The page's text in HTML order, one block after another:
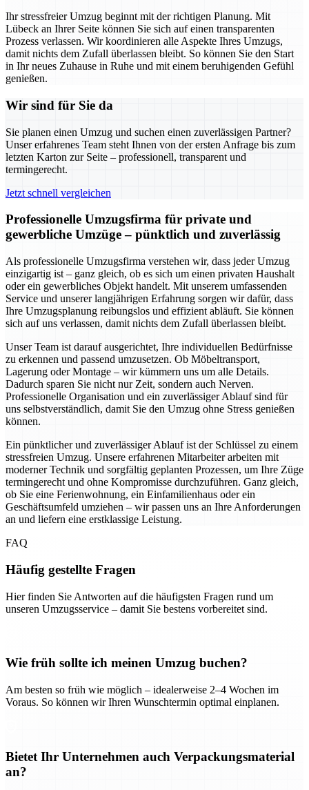
Ihr stressfreier Umzug beginnt mit der richtigen Planung. Mit
Lübeck an Ihrer Seite können Sie sich auf einen transparenten
Prozess verlassen. Wir koordinieren alle Aspekte Ihres Umzugs,
damit nichts dem Zufall überlassen bleibt. So können Sie den Start
in Ihr neues Zuhause in Ruhe und mit einem beruhigenden Gefühl
genießen.
Wir sind für Sie da
Sie planen einen Umzug und suchen einen zuverlässigen Partner?
Unser erfahrenes Team steht Ihnen von der ersten Anfrage bis zum
letzten Karton zur Seite – professionell, transparent und
termingerecht.
Jetzt schnell vergleichen
Professionelle Umzugsfirma für private und
gewerbliche Umzüge – pünktlich und zuverlässig
Als professionelle Umzugsfirma verstehen wir, dass jeder Umzug
einzigartig ist – ganz gleich, ob es sich um einen privaten Haushalt
oder ein gewerbliches Objekt handelt. Mit unserem umfassenden
Service und unserer langjährigen Erfahrung sorgen wir dafür, dass
Ihre Umzugsplanung reibungslos und effizient abläuft. Sie können
sich auf uns verlassen, damit nichts dem Zufall überlassen bleibt.
Unser Team ist darauf ausgerichtet, Ihre individuellen Bedürfnisse
zu erkennen und passend umzusetzen. Ob Möbeltransport,
Lagerung oder Montage – wir kümmern uns um alle Details.
Dadurch sparen Sie nicht nur Zeit, sondern auch Nerven.
Professionelle Organisation und ein zuverlässiger Ablauf sind für
uns selbstverständlich, damit Sie den Umzug ohne Stress genießen
können.
Ein pünktlicher und zuverlässiger Ablauf ist der Schlüssel zu einem
stressfreien Umzug. Unsere erfahrenen Mitarbeiter arbeiten mit
moderner Technik und sorgfältig geplanten Prozessen, um Ihre Züge
termingerecht und ohne Kompromisse durchzuführen. Ganz gleich,
ob Sie eine Ferienwohnung, ein Einfamilienhaus oder ein
Geschäftsumfeld umziehen – wir passen uns an Ihre Anforderungen
an und liefern eine erstklassige Leistung.
FAQ
Häufig gestellte Fragen
Hier finden Sie Antworten auf die häufigsten Fragen rund um
unseren Umzugsservice – damit Sie bestens vorbereitet sind.
Wie früh sollte ich meinen Umzug buchen?
Am besten so früh wie möglich – idealerweise 2–4 Wochen im
Voraus. So können wir Ihren Wunschtermin optimal einplanen.
Bietet Ihr Unternehmen auch Verpackungsmaterial
an?